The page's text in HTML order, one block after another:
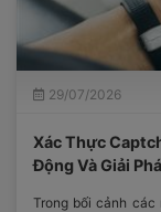
29/07/2026
Xác Thực
Động Và Giải
Trong bối cảnh